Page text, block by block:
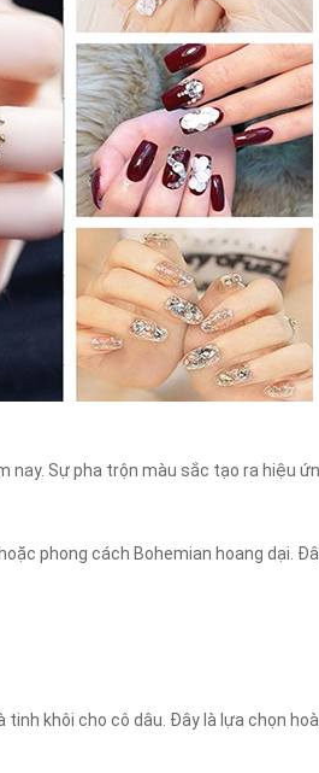
nay. Sự pha trộn màu sắc tạo ra hiệu
phong cách Bohemian hoang dại.
khôi cho cô dâu. Đây là lựa chọn